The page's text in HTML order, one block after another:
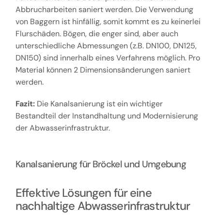
Abbrucharbeiten saniert werden. Die Verwendung
von Baggern ist hinfällig, somit kommt es zu keinerlei
Flurschäden. Bögen, die enger sind, aber auch
unterschiedliche Abmessungen (z.B. DN100, DN125,
DN150) sind innerhalb eines Verfahrens möglich. Pro
Material können 2 Dimensionsänderungen saniert
werden.
Fazit:Die Kanalsanierung ist ein wichtiger
Bestandteil der Instandhaltung und Modernisierung
der Abwasserinfrastruktur.
Kanalsanierung für Bröckel und Umgebung
Effektive Lösungen für eine
nachhaltige Abwasserinfrastruktur